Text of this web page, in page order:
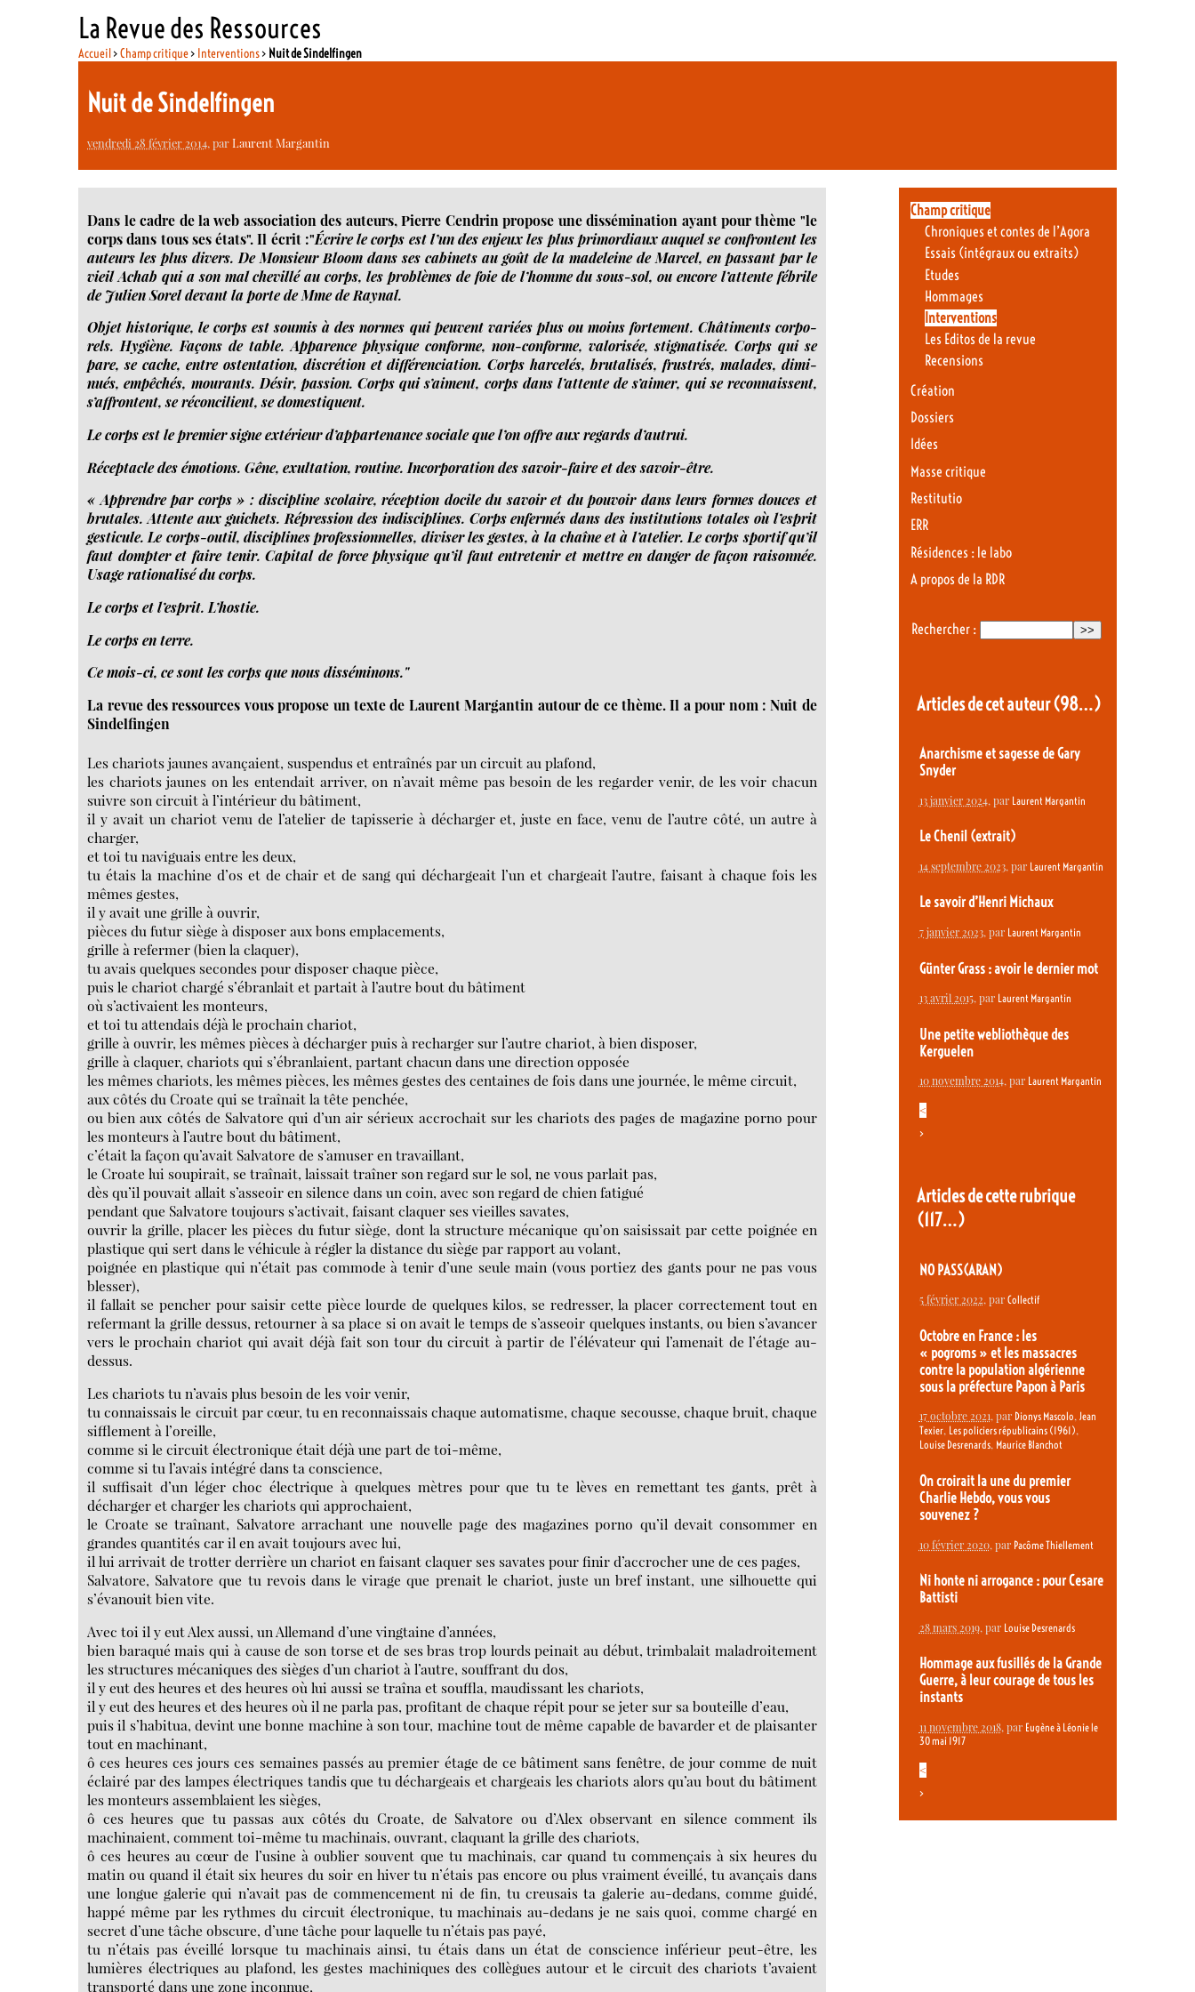
La Revue des Ressources
Accueil>Champ critique> Interventions> Nuit de Sindelfingen
Nuit de Sindelfingen
vendredi 28 février 2014, parLaurent Margantin
Dans le cadre de la web association des auteurs, Pierre Cendrin propose une dissémination ayant pour thème "le
corps dans tous ses états". Il écrit :"Écrire le corps est l’un des enjeux les plus pri­mor­diaux auquel se confrontent les
auteurs les plus divers. De Monsieur Bloom dans ses cabi­nets au goût de la made­leine de Marcel, en pas­sant par le
vieil Achab qui a son mal che­villé au corps, les pro­blèmes de foie de l’homme du sous-​sol, ou encore l’attente fébrile
de Julien Sorel devant la porte de Mme de Raynal.
Objet his­to­rique, le corps est sou­mis à des normes qui peuvent variées plus ou moins for­te­ment. Châtiments cor­po­
rels. Hygiène. Façons de table. Apparence phy­sique conforme, non-​conforme, valo­ri­sée, stig­ma­ti­sée. Corps qui se
pare, se cache, entre osten­ta­tion, dis­cré­tion et dif­fé­ren­cia­tion. Corps har­ce­lés, bru­ta­li­sés, frus­trés, malades, dimi­
nués, empê­chés, mou­rants. Désir, pas­sion. Corps qui s’aiment, corps dans l’attente de s’aimer, qui se recon­naissent,
s’affrontent, se récon­ci­lient, se domestiquent.
Le corps est le pre­mier signe exté­rieur d’appartenance sociale que l’on offre aux regards d’autrui.
Réceptacle des émotions. Gêne, exul­ta­tion, rou­tine. Incorporation des savoir-​faire et des savoir-​être.
« Apprendre par corps » : dis­ci­pline sco­laire, récep­tion docile du savoir et du pou­voir dans leurs formes douces et
bru­tales. Attente aux gui­chets. Répression des indis­ci­plines. Corps enfer­més dans des ins­ti­tu­tions totales où l’esprit
ges­ti­cule. Le corps-​outil, dis­ci­plines pro­fes­sion­nelles, divi­ser les gestes, à la chaîne et à l’atelier. Le corps spor­tif qu’il
faut domp­ter et faire tenir. Capital de force phy­sique qu’il faut entre­te­nir et mettre en dan­ger de façon rai­son­née.
Usage ratio­na­lisé du corps.
Le corps et l’esprit. L’hostie.
Le corps en terre.
Ce mois-​ci, ce sont les corps que nous disséminons."
La revue des ressources vous propose un texte de Laurent Margantin autour de ce thème. Il a pour nom : Nuit de
Sindelfingen
Les chariots jaunes avançaient, suspendus et entraînés par un circuit au plafond,
les chariots jaunes on les entendait arriver, on n’avait même pas besoin de les regarder venir, de les voir chacun
suivre son circuit à l’intérieur du bâtiment,
il y avait un chariot venu de l’atelier de tapisserie à décharger et, juste en face, venu de l’autre côté, un autre à
charger,
et toi tu naviguais entre les deux,
tu étais la machine d’os et de chair et de sang qui déchargeait l’un et chargeait l’autre, faisant à chaque fois les
mêmes gestes,
il y avait une grille à ouvrir,
pièces du futur siège à disposer aux bons emplacements,
grille à refermer (bien la claquer),
tu avais quelques secondes pour disposer chaque pièce,
puis le chariot chargé s’ébranlait et partait à l’autre bout du bâtiment
où s’activaient les monteurs,
et toi tu attendais déjà le prochain chariot,
grille à ouvrir, les mêmes pièces à décharger puis à recharger sur l’autre chariot, à bien disposer,
grille à claquer, chariots qui s’ébranlaient, partant chacun dans une direction opposée
les mêmes chariots, les mêmes pièces, les mêmes gestes des centaines de fois dans une journée, le même circuit,
aux côtés du Croate qui se traînait la tête penchée,
ou bien aux côtés de Salvatore qui d’un air sérieux accrochait sur les chariots des pages de magazine porno pour
les monteurs à l’autre bout du bâtiment,
c’était la façon qu’avait Salvatore de s’amuser en travaillant,
le Croate lui soupirait, se traînait, laissait traîner son regard sur le sol, ne vous parlait pas,
dès qu’il pouvait allait s’asseoir en silence dans un coin, avec son regard de chien fatigué
pendant que Salvatore toujours s’activait, faisant claquer ses vieilles savates,
ouvrir la grille, placer les pièces du futur siège, dont la structure mécanique qu’on saisissait par cette poignée en
plastique qui sert dans le véhicule à régler la distance du siège par rapport au volant,
poignée en plastique qui n’était pas commode à tenir d’une seule main (vous portiez des gants pour ne pas vous
blesser),
il fallait se pencher pour saisir cette pièce lourde de quelques kilos, se redresser, la placer correctement tout en
refermant la grille dessus, retourner à sa place si on avait le temps de s’asseoir quelques instants, ou bien s’avancer
vers le prochain chariot qui avait déjà fait son tour du circuit à partir de l’élévateur qui l’amenait de l’étage au-
dessus.
Les chariots tu n’avais plus besoin de les voir venir,
tu connaissais le circuit par cœur, tu en reconnaissais chaque automatisme, chaque secousse, chaque bruit, chaque
sifflement à l’oreille,
comme si le circuit électronique était déjà une part de toi-même,
comme si tu l’avais intégré dans ta conscience,
il suffisait d’un léger choc électrique à quelques mètres pour que tu te lèves en remettant tes gants, prêt à
décharger et charger les chariots qui approchaient,
le Croate se traînant, Salvatore arrachant une nouvelle page des magazines porno qu’il devait consommer en
grandes quantités car il en avait toujours avec lui,
il lui arrivait de trotter derrière un chariot en faisant claquer ses savates pour finir d’accrocher une de ces pages,
Salvatore, Salvatore que tu revois dans le virage que prenait le chariot, juste un bref instant, une silhouette qui
s’évanouit bien vite.
Avec toi il y eut Alex aussi, un Allemand d’une vingtaine d’années,
bien baraqué mais qui à cause de son torse et de ses bras trop lourds peinait au début, trimbalait maladroitement
les structures mécaniques des sièges d’un chariot à l’autre, souffrant du dos,
il y eut des heures et des heures où lui aussi se traîna et souffla, maudissant les chariots,
il y eut des heures et des heures où il ne parla pas, profitant de chaque répit pour se jeter sur sa bouteille d’eau,
puis il s’habitua, devint une bonne machine à son tour, machine tout de même capable de bavarder et de plaisanter
tout en machinant,
ô ces heures ces jours ces semaines passés au premier étage de ce bâtiment sans fenêtre, de jour comme de nuit
éclairé par des lampes électriques tandis que tu déchargeais et chargeais les chariots alors qu’au bout du bâtiment
les monteurs assemblaient les sièges,
ô ces heures que tu passas aux côtés du Croate, de Salvatore ou d’Alex observant en silence comment ils
machinaient, comment toi-même tu machinais, ouvrant, claquant la grille des chariots,
ô ces heures au cœur de l’usine à oublier souvent que tu machinais, car quand tu commençais à six heures du
matin ou quand il était six heures du soir en hiver tu n’étais pas encore ou plus vraiment éveillé, tu avançais dans
une longue galerie qui n’avait pas de commencement ni de fin, tu creusais ta galerie au-dedans, comme guidé,
happé même par les rythmes du circuit électronique, tu machinais au-dedans je ne sais quoi, comme chargé en
secret d’une tâche obscure, d’une tâche pour laquelle tu n’étais pas payé,
tu n’étais pas éveillé lorsque tu machinais ainsi, tu étais dans un état de conscience inférieur peut-être, les
lumières électriques au plafond, les gestes machiniques des collègues autour et le circuit des chariots t’avaient
transporté dans une zone inconnue,
Champ critique
Chroniques et contes de l’Agora
Essais (intégraux ou extraits)
Etudes
Hommages
Interventions
Les Editos de la revue
Recensions
Création
Dossiers
Idées
Masse critique
Restitutio
ERR
Résidences : le labo
A propos de la RDR
Rechercher :
Articles de cet auteur(98…)
Anarchisme et sagesse de Gary
Snyder
13 janvier 2024, par Laurent Margantin
Le Chenil (extrait)
14 septembre 2023, par Laurent Margantin
Le savoir d’Henri Michaux
7 janvier 2023, par Laurent Margantin
Günter Grass : avoir le dernier mot
13 avril 2015, par Laurent Margantin
Une petite webliothèque des
Kerguelen
10 novembre 2014, par Laurent Margantin
<
>
Articles de cette rubrique
(117…)
NO PASS(ARAN)
5 février 2022, par Collectif
Octobre en France : les
« pogroms » et les massacres
contre la population algérienne
sous la préfecture Papon à Paris
17 octobre 2021, par Dionys Mascolo, Jean
Texier, Les policiers républicains (1961),
Louise Desrenards, Maurice Blanchot
On croirait la une du premier
Charlie Hebdo, vous vous
souvenez ?
10 février 2020, par Pacôme Thiellement
Ni honte ni arrogance : pour Cesare
Battisti
28 mars 2019, par Louise Desrenards
Hommage aux fusillés de la Grande
Guerre, à leur courage de tous les
instants
11 novembre 2018, par Eugène à Léonie le
30 mai 1917
<
>